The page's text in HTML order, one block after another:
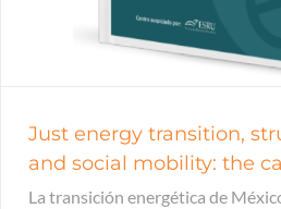
Just energy transition,
and social mobility: the
La transición energética de